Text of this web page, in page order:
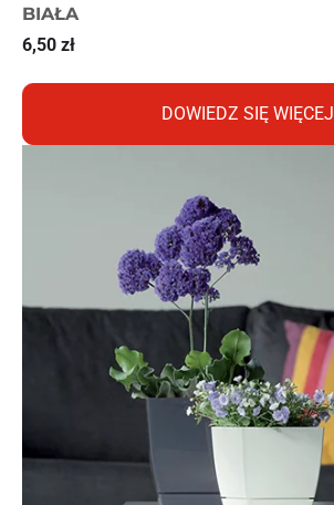
BIAŁA
6,50 zł
DOWIEDZ SIĘ WIĘCEJ